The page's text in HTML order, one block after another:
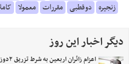
زنجیره دوقطبی مقررات معمولا
دیگر اخبار این روز